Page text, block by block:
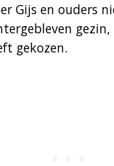
Gijs en ouders
gekozen.